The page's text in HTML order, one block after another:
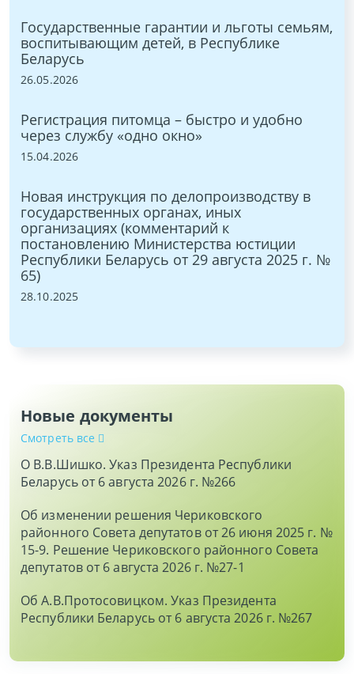
Государственные гарантии и льготы семьям,
воспитывающим детей, в Республике
Беларусь
26.05.2026
Регистрация питомца – быстро и удобно
через службу «одно окно»
15.04.2026
Новая инструкция по делопроизводству в
государственных органах, иных
организациях (комментарий к
постановлению Министерства юстиции
Республики Беларусь от 29 августа 2025 г. №
65)
28.10.2025
Новые документы
Смотреть все
О В.В.Шишко. Указ Президента Республики
Беларусь от 6 августа 2026 г. №266
Об изменении решения Чериковского
районного Совета депутатов от 26 июня 2025 г. №
15-9. Решение Чериковского районного Совета
депутатов от 6 августа 2026 г. №27-1
Об А.В.Протосовицком. Указ Президента
Республики Беларусь от 6 августа 2026 г. №267